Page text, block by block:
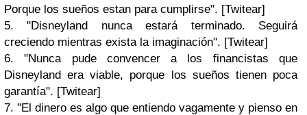
Porque los sueños estan para cumplirse". [Twitear]
5. "Disneyland nunca estará terminado. Seguirá
creciendo mientras exista la imaginación". [Twitear]
6. "Nunca pude convencer a los financistas que
Disneyland era viable, porque los sueños tienen poca
garantía". [Twitear]
7. "El dinero es algo que entiendo vagamente y pienso en